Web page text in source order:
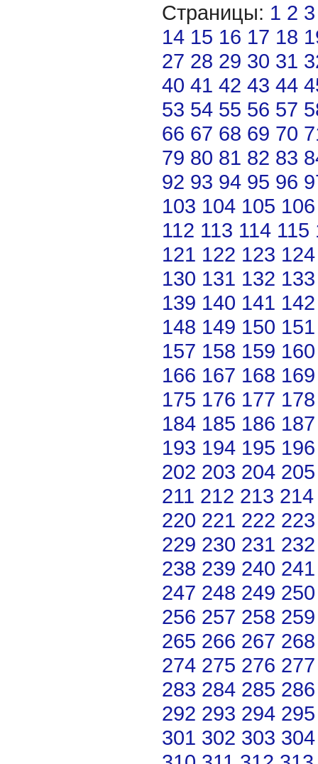
Страницы: 1 2 3
14 15 16 17 18
27 28 29 30 31
40 41 42 43 44
53 54 55 56 57
66 67 68 69 70
79 80 81 82 83
92 93 94 95 96
103 104 105 106
112 113 114 115
121 122 123 124
130 131 132 133
139 140 141 142
148 149 150 151
157 158 159 160
166 167 168 169
175 176 177 178
184 185 186 187
193 194 195 196
202 203 204 205
211 212 213 214
220 221 222 223
229 230 231 232
238 239 240 241
247 248 249 250
256 257 258 259
265 266 267 268
274 275 276 277
283 284 285 286
292 293 294 295
301 302 303 304